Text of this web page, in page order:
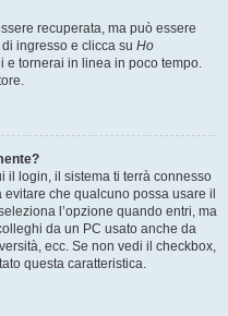
recuperata, ma può essere
ingresso e clicca su Ho
e tornerai in linea in poco tempo.
il login, il sistema ti terrà connesso
che qualcuno possa usare il
l’opzione quando entri, ma
da un PC usato anche da
ecc. Se non vedi il checkbox,
questa caratteristica.